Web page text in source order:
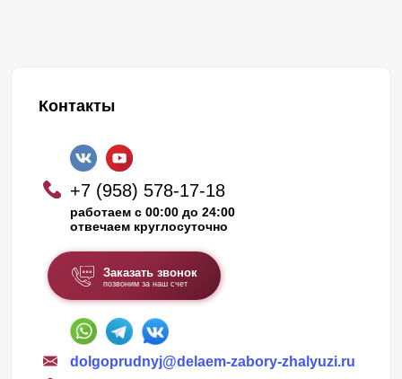
Контакты
+7 (958) 578-17-18
работаем с 00:00 до 24:00
отвечаем круглосуточно
Заказать звонок
позвоним за наш счет
dolgoprudnyj@delaem-zabory-zhalyuzi.ru